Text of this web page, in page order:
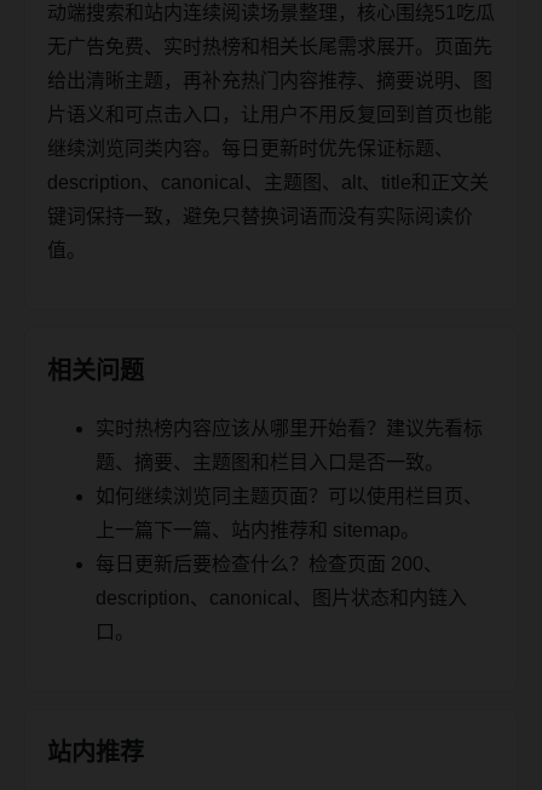
动端搜索和站内连续阅读场景整理，核心围绕51吃瓜
无广告免费、实时热榜和相关长尾需求展开。页面先
给出清晰主题，再补充热门内容推荐、摘要说明、图
片语义和可点击入口，让用户不用反复回到首页也能
继续浏览同类内容。每日更新时优先保证标题、
description、canonical、主题图、alt、title和正文关
键词保持一致，避免只替换词语而没有实际阅读价
值。
相关问题
实时热榜内容应该从哪里开始看？建议先看标
题、摘要、主题图和栏目入口是否一致。
如何继续浏览同主题页面？可以使用栏目页、
上一篇下一篇、站内推荐和 sitemap。
每日更新后要检查什么？检查页面 200、
description、canonical、图片状态和内链入
口。
站内推荐